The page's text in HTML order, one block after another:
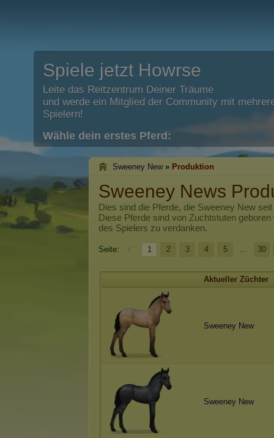
Spiele jetzt Howrse
Leite das Reitzentrum Deiner Träume
und werde ein Mitglied der Community mit
Spielern!
Wähle dein erstes Pferd:
Sweeney New» Produktion
Sweeney News
Dies sind die Pferde, die Sweeney New seit
Diese Pferde sind von Zuchtstuten
des Spielers zu verdanken.
Seite: 1 2 3 4 5 ... 30
Aktueller Züchter
Sweeney New
Sweeney New